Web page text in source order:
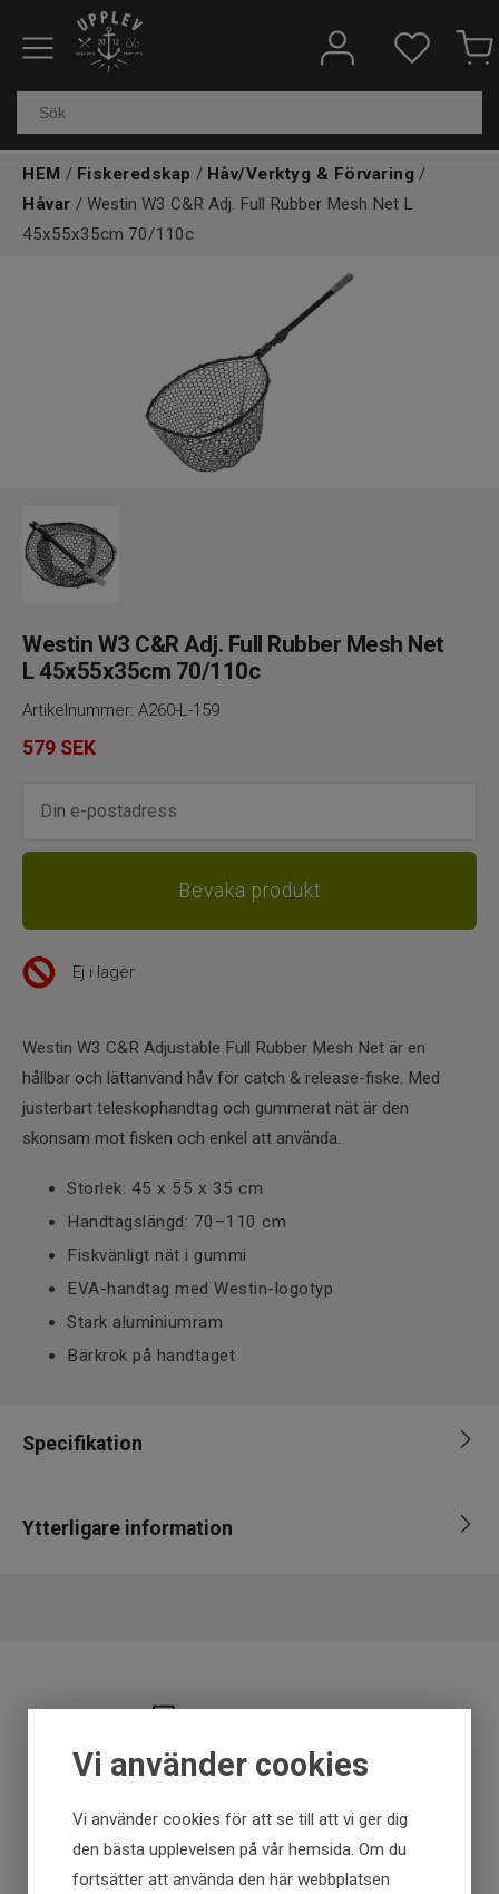
Vi använder cookies
Vi använder cookies för att se till att vi ger dig
den bästa upplevelsen på vår hemsida. Om du
fortsätter att använda den här webbplatsen
Fiskeredskap
Kläder & skor
HEM / Fiskeredskap / Håv/Verktyg & Förvaring /
Håvar / Westin W3 C&R Adj. Full Rubber Mesh Net L
45x55x35cm 70/110c
Westin W3 C&R Adj. Full Rubber Mesh Net
L 45x55x35cm 70/110c
Artikelnummer: A260-L-159
579 SEK
Ej i lager
Westin W3 C&R Adjustable Full Rubber Mesh Net är en
hållbar och lättanvänd håv för catch & release-fiske. Med
justerbart teleskophandtag och gummerat nät är den
skonsam mot fisken och enkel att använda.
Storlek: 45 x 55 x 35 cm
Handtagslängd: 70–110 cm
Fiskvänligt nät i gummi
EVA-handtag med Westin-logotyp
Stark aluminiumram
Bärkrok på handtaget
Specifikation
Ytterligare information
Få först - Betala senare
Snabba leveranser